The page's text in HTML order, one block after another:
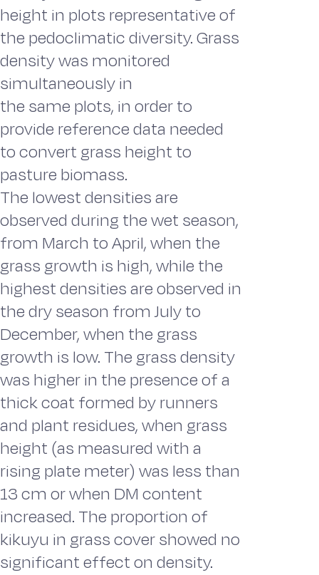
height in plots representative of
the pedoclimatic diversity. Grass
density was monitored
simultaneously in
the same plots, in order to
provide reference data needed
to convert grass height to
pasture biomass.
The lowest densities are
observed during the wet season,
from March to April, when the
grass growth is high, while the
highest densities are observed in
the dry season from July to
December, when the grass
growth is low. The grass density
was higher in the presence of a
thick coat formed by runners
and plant residues, when grass
height (as measured with a
rising plate meter) was less than
13 cm or when DM content
increased. The proportion of
kikuyu in grass cover showed no
significant effect on density.